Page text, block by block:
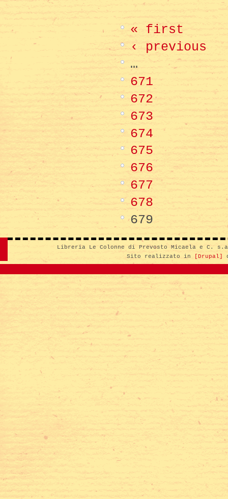
« first
‹ previous
…
671
672
673
674
675
676
677
678
679
Libreria Le Colonne di Prevosto Micaela e C.
Sito realizzato in
[Drupal]